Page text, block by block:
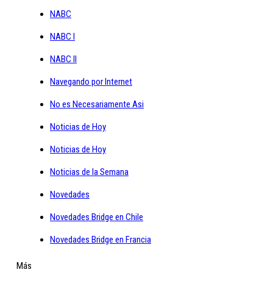
NABC
NABC I
NABC II
Navegando por Internet
No es Necesariamente Asi
Noticias de Hoy
Noticias de Hoy
Noticias de la Semana
Novedades
Novedades Bridge en Chile
Novedades Bridge en Francia
Más